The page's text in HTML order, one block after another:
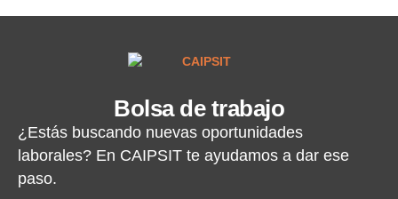
Bolsa de trabajo
¿Estás buscando nuevas oportunidades
laborales? En CAIPSIT te ayudamos a dar ese
paso.